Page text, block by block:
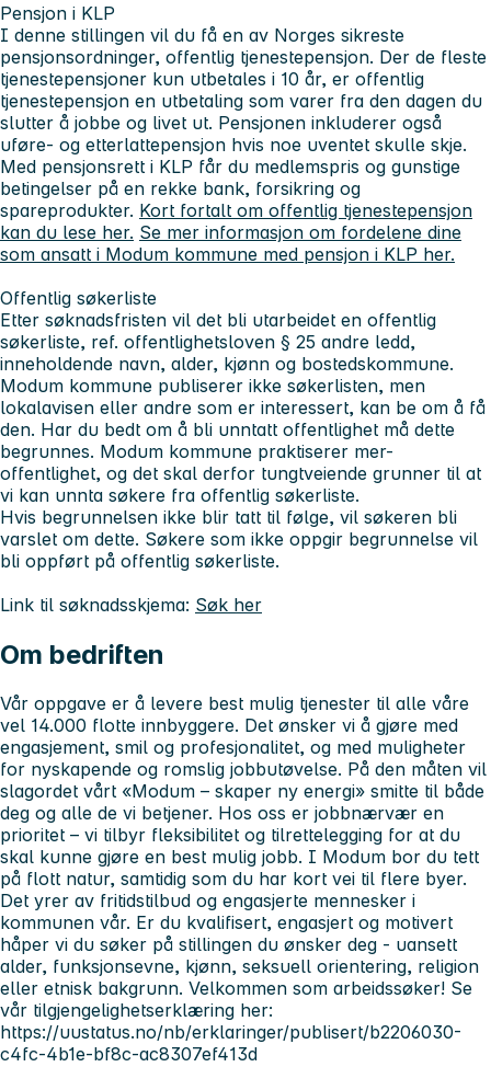
Pensjon i KLP
I denne stillingen vil du få en av Norges sikreste
pensjonsordninger, offentlig tjenestepensjon. Der de fleste
tjenestepensjoner kun utbetales i 10 år, er offentlig
tjenestepensjon en utbetaling som varer fra den dagen du
slutter å jobbe og livet ut. Pensjonen inkluderer også
uføre- og etterlattepensjon hvis noe uventet skulle skje.
Med pensjonsrett i KLP får du medlemspris og gunstige
betingelser på en rekke bank, forsikring og
spareprodukter. Kort fortalt om offentlig tjenestepensjon
kan du lese her. Se mer informasjon om fordelene dine
som ansatt i Modum kommune med pensjon i KLP her.
Offentlig søkerliste
Etter søknadsfristen vil det bli utarbeidet en offentlig
søkerliste, ref. offentlighetsloven § 25 andre ledd,
inneholdende navn, alder, kjønn og bostedskommune.
Modum kommune publiserer ikke søkerlisten, men
lokalavisen eller andre som er interessert, kan be om å få
den. Har du bedt om å bli unntatt offentlighet må dette
begrunnes. Modum kommune praktiserer mer-
offentlighet, og det skal derfor tungtveiende grunner til at
vi kan unnta søkere fra offentlig søkerliste.
Hvis begrunnelsen ikke blir tatt til følge, vil søkeren bli
varslet om dette. Søkere som ikke oppgir begrunnelse vil
bli oppført på offentlig søkerliste.
Link til søknadsskjema: Søk her
Om bedriften
Vår oppgave er å levere best mulig tjenester til alle våre
vel 14.000 flotte innbyggere. Det ønsker vi å gjøre med
engasjement, smil og profesjonalitet, og med muligheter
for nyskapende og romslig jobbutøvelse. På den måten vil
slagordet vårt «Modum – skaper ny energi» smitte til både
deg og alle de vi betjener. Hos oss er jobbnærvær en
prioritet – vi tilbyr fleksibilitet og tilrettelegging for at du
skal kunne gjøre en best mulig jobb. I Modum bor du tett
på flott natur, samtidig som du har kort vei til flere byer.
Det yrer av fritidstilbud og engasjerte mennesker i
kommunen vår. Er du kvalifisert, engasjert og motivert
håper vi du søker på stillingen du ønsker deg - uansett
alder, funksjonsevne, kjønn, seksuell orientering, religion
eller etnisk bakgrunn. Velkommen som arbeidssøker! Se
vår tilgjengelighetserklæring her:
https://uustatus.no/nb/erklaringer/publisert/b2206030-
c4fc-4b1e-bf8c-ac8307ef413d